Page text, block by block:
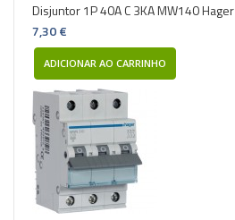
Disjuntor 1P 40A C 3KA MW140 Hager
7,30 €
ADICIONAR AO CARRINHO